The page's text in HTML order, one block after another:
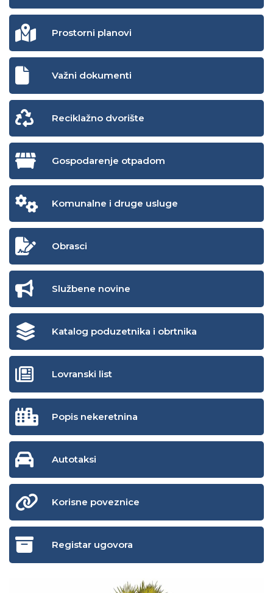
Prostorni planovi
Važni dokumenti
Reciklažno dvorište
Gospodarenje otpadom
Komunalne i druge usluge
Obrasci
Službene novine
Katalog poduzetnika i obrtnika
Lovranski list
Popis nekeretnina
Autotaksi
Korisne poveznice
Registar ugovora